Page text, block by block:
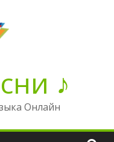
♪
Онлайн